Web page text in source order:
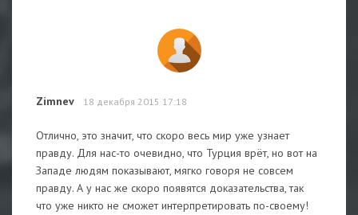
Zimnev 18 декабря 2015 17:18
Отлично, это значит, что скоро весь мир уже узнает
правду. Для нас-то очевидно, что Турция врёт, но вот на
Западе людям показывают, мягко говоря не совсем
правду. А у нас же скоро появятся доказательства, так
что уже никто не сможет интерпретировать по-своему!